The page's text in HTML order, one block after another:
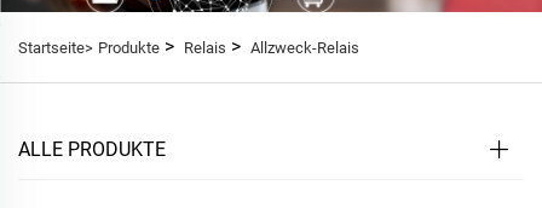
Startseite> Produkte > Relais > Allzweck-Relais
ALLE PRODUKTE